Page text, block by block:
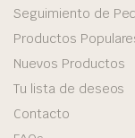
Seguimiento de
Productos
Nuevos Productos
Tu lista de deseos
Contacto